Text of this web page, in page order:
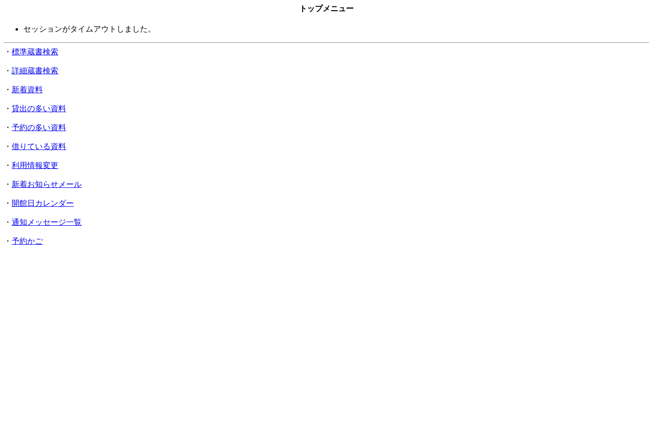
トップメニュー
セッションがタイムアウトしました。
・ 標準蔵書検索
・ 詳細蔵書検索
・ 新着資料
・ 貸出の多い資料
・ 予約の多い資料
・ 借りている資料
・ 利用情報変更
・ 新着お知らせメール
・ 開館日カレンダー
・ 通知メッセージ一覧
・ 予約かご